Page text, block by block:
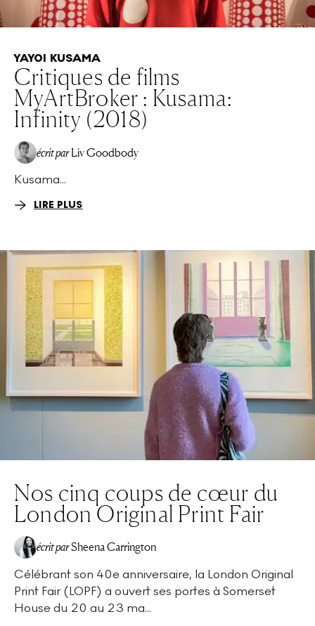
YAYOI KUSAMA
Critiques de films
MyArtBroker : Kusama:
Infinity (2018)
écrit par Liv Goodbody
Kusama...
LIRE PLUS
Nos cinq coups de cœur du
London Original Print Fair
écrit parSheena Carrington
Célébrant son 40e anniversaire, la London Original
Print Fair (LOPF) a ouvert ses portes à Somerset
House du 20 au 23 ma...